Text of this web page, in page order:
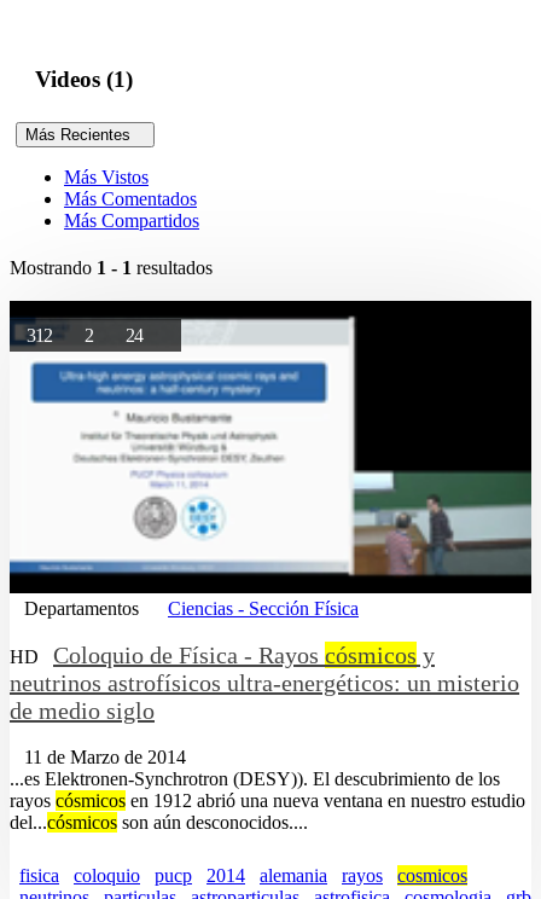
Videos (1)
Más Recientes
Más Vistos
Más Comentados
Más Compartidos
Mostrando 1 - 1 resultados
3122 24
Departamentos Ciencias - Sección Física
HD Coloquio de Física - Rayos cósmicos y
neutrinos astrofísicos ultra-energéticos: un misterio
de medio siglo
11 de Marzo de 2014
...es Elektronen-Synchrotron (DESY)). El descubrimiento de los
rayos cósmicos en 1912 abrió una nueva ventana en nuestro estudio
del...cósmicos son aún desconocidos....
fisica coloquio pucp 2014 alemania rayos
cosmicos